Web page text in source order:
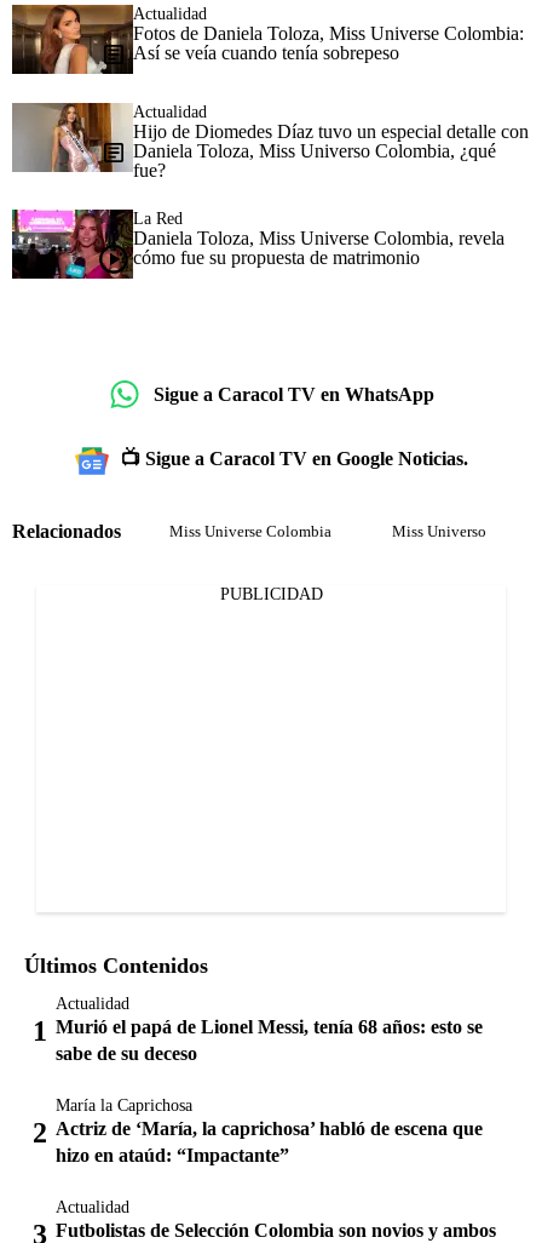
Actualidad
Fotos de Daniela Toloza, Miss Universe Colombia:
Así se veía cuando tenía sobrepeso
Actualidad
Hijo de Diomedes Díaz tuvo un especial detalle con
Daniela Toloza, Miss Universo Colombia, ¿qué
fue?
La Red
Daniela Toloza, Miss Universe Colombia, revela
cómo fue su propuesta de matrimonio
Sigue a Caracol TV en WhatsApp
📺 Sigue a Caracol TV en Google Noticias.
Relacionados Miss Universe Colombia Miss Universo
PUBLICIDAD
Últimos Contenidos
Actualidad
Murió el papá de Lionel Messi, tenía 68 años: esto se
sabe de su deceso
María la Caprichosa
Actriz de ‘María, la caprichosa’ habló de escena que
hizo en ataúd: “Impactante”
Actualidad
Futbolistas de Selección Colombia son novios y ambos